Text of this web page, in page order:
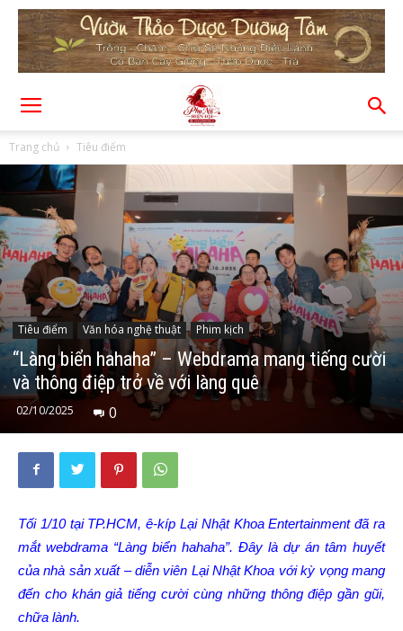
Trang chủ Tiêu điểm
Tiêu điểm Văn hóa nghệ thuật Phim kịch
“Làng biển hahaha” – Webdrama mang tiếng cười
và thông điệp trở về với làng quê
02/10/2025 0
Tối 1/10 tại TP.HCM, ê-kíp Lại Nhật Khoa Entertainment đã ra
mắt webdrama “Làng biển hahaha”. Đây là dự án tâm huyết
của nhà sản xuất – diễn viên Lại Nhật Khoa với kỳ vọng mang
đến cho khán giả tiếng cười cùng những thông điệp gần gũi,
chữa lành.